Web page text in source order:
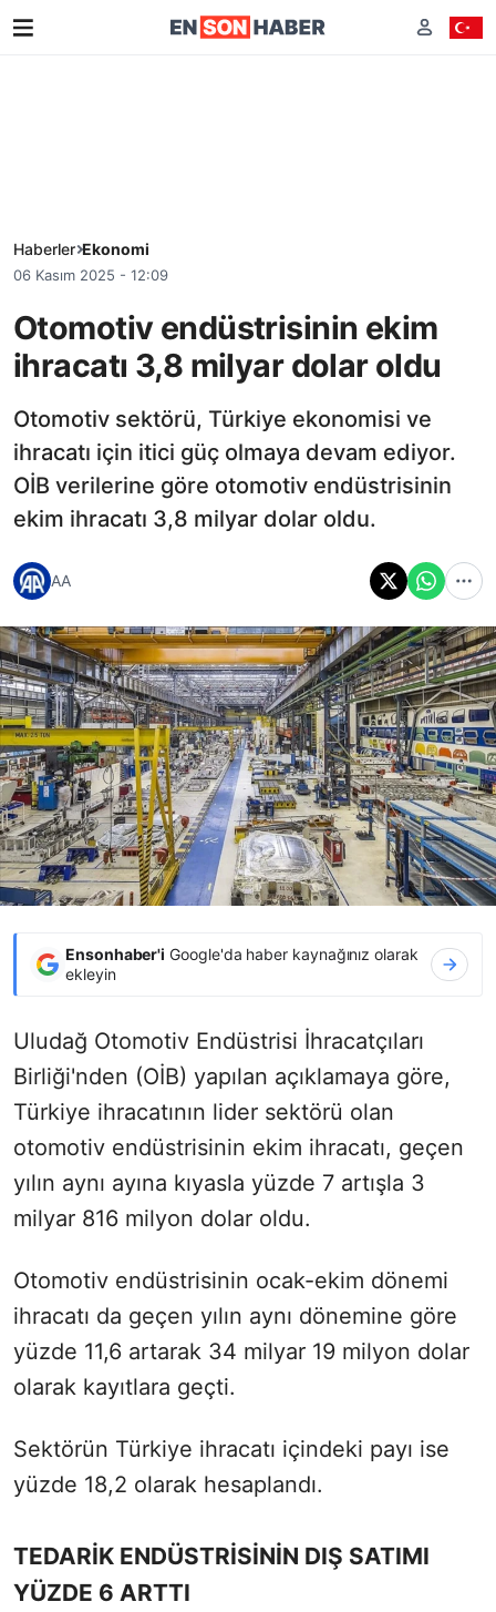
Haberler Ekonomi
06 Kasım 2025 - 12:09
Otomotiv endüstrisinin ekim
ihracatı 3,8 milyar dolar oldu
Otomotiv sektörü, Türkiye ekonomisi ve
ihracatı için itici güç olmaya devam ediyor.
OİB verilerine göre otomotiv endüstrisinin
ekim ihracatı 3,8 milyar dolar oldu.
AA
Ensonhaber'i Google'da haber kaynağınız olarak
ekleyin
Uludağ Otomotiv Endüstrisi İhracatçıları
Birliği'nden (OİB) yapılan açıklamaya göre,
Türkiye ihracatının lider sektörü olan
otomotiv endüstrisinin ekim ihracatı, geçen
yılın aynı ayına kıyasla yüzde 7 artışla 3
milyar 816 milyon dolar oldu.
Otomotiv endüstrisinin ocak-ekim dönemi
ihracatı da geçen yılın aynı dönemine göre
yüzde 11,6 artarak 34 milyar 19 milyon dolar
olarak kayıtlara geçti.
Sektörün Türkiye ihracatı içindeki payı ise
yüzde 18,2 olarak hesaplandı.
TEDARİK ENDÜSTRİSİNİN DIŞ SATIMI
YÜZDE 6 ARTTI